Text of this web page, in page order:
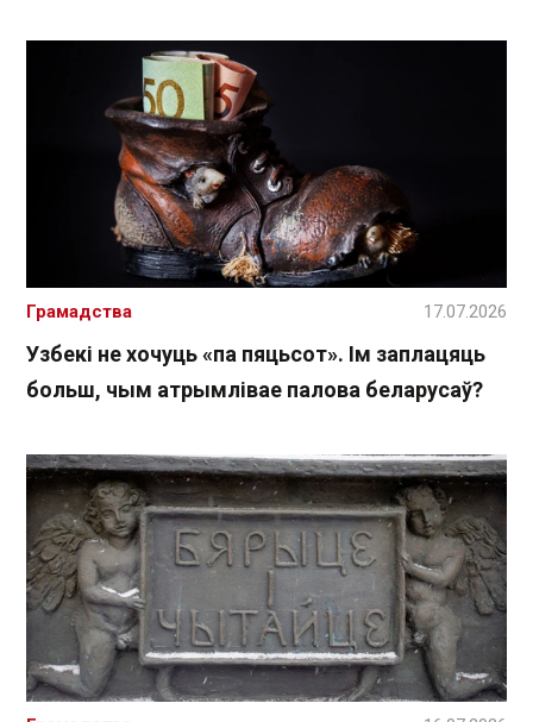
Узбекі не хочуць «па пяцьсот». Ім заплацяць
больш, чым атрымлівае палова беларусаў?
Грамадства 17.07.2026